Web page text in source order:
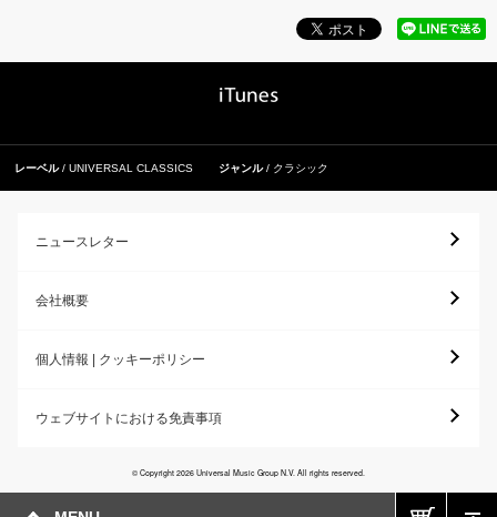
レーベル UNIVERSAL CLASSICS ジャンル クラシック
ニュースレター
会社概要
個人情報 | クッキーポリシー
ウェブサイトにおける免責事項
© Copyright 2026 Universal Music Group N.V. All rights reserved.